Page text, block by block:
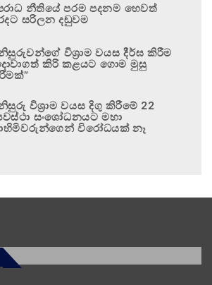
නීතියේ පරම පදනම හෙවත්
සරිලන දඬුවම
විශ්‍රාම වයස දීර්ඝ කිරීම
කිරි කළයට ගොම මුසු
විශ්‍රාම වයස දිගු කිරීමේ 22
සංශෝධනයට මහා
විරෝධයක් නෑ